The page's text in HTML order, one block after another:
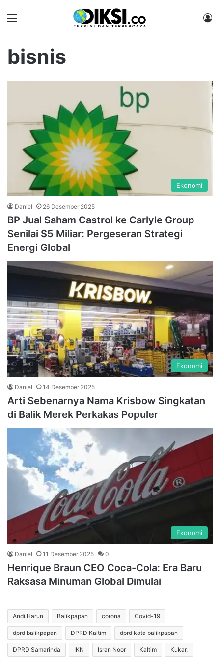
bisnis
Ekonomi
Daniel 26 Desember 2025
BP Jual Saham Castrol ke Carlyle Group
Senilai $5 Miliar: Pergeseran Strategi
Energi Global
Ekonomi
Daniel 14 Desember 2025
Arti Sebenarnya Nama Krisbow Singkatan
di Balik Merek Perkakas Populer
Ekonomi
Daniel 11 Desember 2025 0
Henrique Braun CEO Coca-Cola: Era Baru
Raksasa Minuman Global Dimulai
Andi Harun Balikpapan corona Covid-19
dprd balikpapan DPRD Kaltim dprd kota balikpapan
DPRD Samarinda IKN Isran Noor Kaltim Kukar,